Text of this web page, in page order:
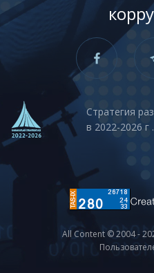
Стратегия
в 2022-2026 г .
All Content © 2004 -